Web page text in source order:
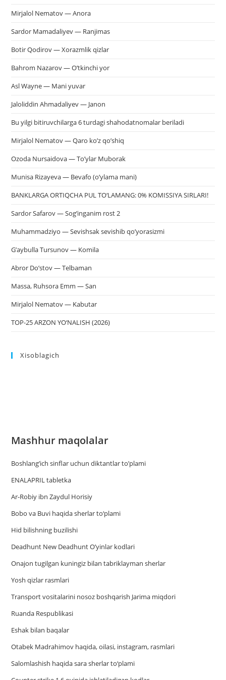
Mirjalol Nematov — Anora
Sardor Mamadaliyev — Ranjimas
Botir Qodirov — Xorazmlik qizlar
Bahrom Nazarov — O’tkinchi yor
Asl Wayne — Mani yuvar
Jaloliddin Ahmadaliyev — Janon
Bu yilgi bitiruvchilarga 6 turdagi shahodatnomalar beriladi
Mirjalol Nematov — Qaro ko’z qo’shiq
Ozoda Nursaidova — To’ylar Muborak
Munisa Rizayeva — Bevafo (o’ylama mani)
BANKLARGA ORTIQCHA PUL TO‘LAMANG: 0% KOMISSIYA SIRLARI!
Sardor Safarov — Sog’inganim rost 2
Muhammadziyo — Sevishsak sevishib qo’yorasizmi
G’aybulla Tursunov — Komila
Abror Do’stov — Telbaman
Massa, Ruhsora Emm — San
Mirjalol Nematov — Kabutar
TOP-25 ARZON YO‘NALISH (2026)
Xisoblagich
Mashhur maqolalar
Boshlang’ich sinflar uchun diktantlar to’plami
ENALAPRIL tabletka
Ar-Robiy ibn Zaydul Horisiy
Bobo va Buvi haqida sherlar to‘plami
Hid bilishning buzilishi
Deadhunt New Deadhunt O’yinlar kodlari
Onajon tugilgan kuningiz bilan tabriklayman sherlar
Yosh qizlar rasmlari
Trаnsport vositаlаrini nosoz boshqаrish Jаrimа miqdori
Ruanda Respublikasi
Eshak bilan baqalar
Otabek Madrahimov haqida, oilasi, instagram, rasmlari
Salomlashish haqida sara sherlar to‘plami